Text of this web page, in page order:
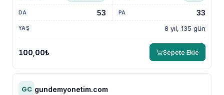
8 yıl, 135 gün
53 33
100,00₺ Sepete Ekle
GC gundemyonetim.com